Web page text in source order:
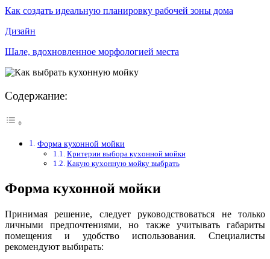
Как создать идеальную планировку рабочей зоны дома
Дизайн
Шале, вдохновленное морфологией места
Содержание:
Форма кухонной мойки
Критерии выбора кухонной мойки
Какую кухонную мойку выбрать
Форма кухонной мойки
Принимая решение, следует руководствоваться не только
личными предпочтениями, но также учитывать габариты
помещения и удобство использования. Специалисты
рекомендуют выбирать: